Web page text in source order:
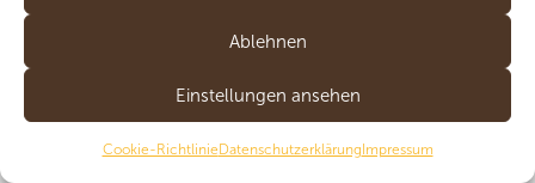
Ablehnen
Einstellungen ansehen
Cookie-Richtlinie Datenschutzerklärung Impressum